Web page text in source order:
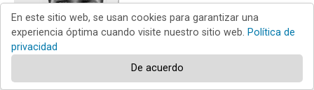
En este sitio web, se usan cookies para garantizar una
experiencia óptima cuando visite nuestro sitio web. Política de
privacidad
De acuerdo